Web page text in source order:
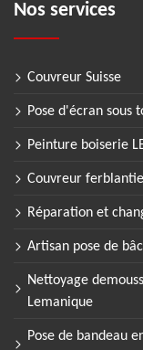
Nos services
Couvreur Suisse
Pose d'écran sous
Peinture boiserie
Couvreur
Réparation et
Artisan pose de
Nettoyage
Lemanique
Pose de bandeau